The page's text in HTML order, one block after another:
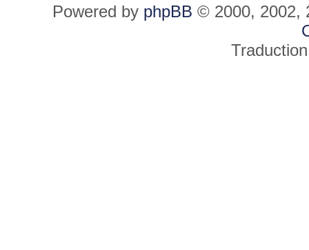
Powered by phpBB © 2000, 2002,